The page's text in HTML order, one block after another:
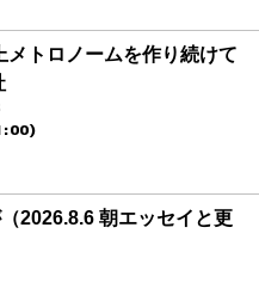
メトロノームを作り続けて
2026.8.6 朝エッセイと更